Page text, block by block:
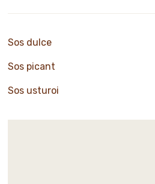
Sos dulce
Sos picant
Sos usturoi